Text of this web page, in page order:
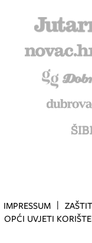
IMPRESSUM
OPĆI UVJETI